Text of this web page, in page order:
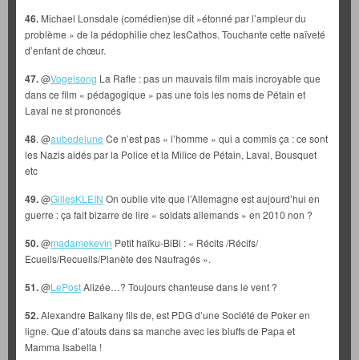
46. Michael Lonsdale (comédien)se dit »étonné par l’ampleur du
problème » de la pédophilie chez lesCathos. Touchante cette naïveté
d’enfant de chœur.
47.@Vogelsong La Rafle : pas un mauvais film mais incroyable que
dans ce film « pédagogique » pas une fois les noms de Pétain et
Laval ne st prononcés
48. @aubedelune Ce n’est pas « l’homme » qui a commis ça : ce sont
les Nazis aidés par la Police et la Milice de Pétain, Laval, Bousquet
etc
49.@GillesKLEIN On oublie vite que l’Allemagne est aujourd’hui en
guerre : ça fait bizarre de lire « soldats allemands » en 2010 non ?
50.@madamekevin Petit haïku-BiBi : « Récits /Récifs/
Ecueils/Recueils/Planète des Naufragés ».
51.@LePostAlizée…? Toujours chanteuse dans le vent ?
52.Alexandre Balkany fils de, est PDG d’une Société de Poker en
ligne. Que d’atouts dans sa manche avec les bluffs de Papa et
Mamma Isabella !